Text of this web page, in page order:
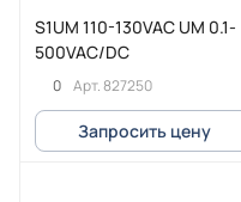
S1UM 110-130VAC UM 0.1-
500VAC/DC
0 Арт.827250
Запросить цену